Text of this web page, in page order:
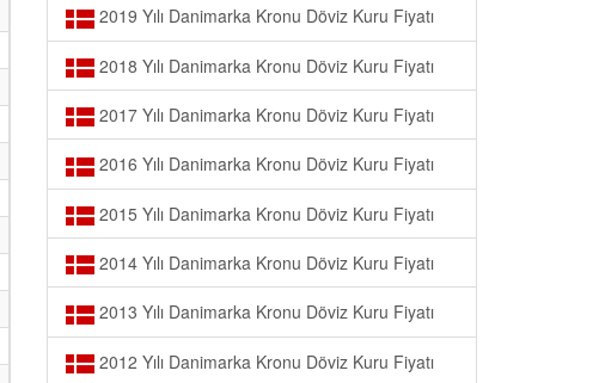
2019 Yılı Danimarka Kronu Döviz Kuru Fiyatı
2018 Yılı Danimarka Kronu Döviz Kuru Fiyatı
2017 Yılı Danimarka Kronu Döviz Kuru Fiyatı
2016 Yılı Danimarka Kronu Döviz Kuru Fiyatı
2015 Yılı Danimarka Kronu Döviz Kuru Fiyatı
2014 Yılı Danimarka Kronu Döviz Kuru Fiyatı
2013 Yılı Danimarka Kronu Döviz Kuru Fiyatı
2012 Yılı Danimarka Kronu Döviz Kuru Fiyatı